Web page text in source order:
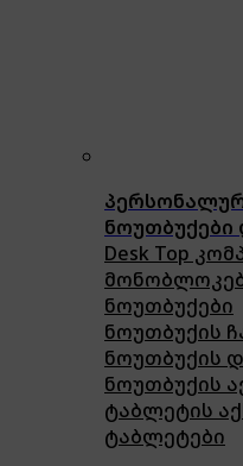
ნოუთბუქები
Desk Top
ნოუთბუქები
ნოუთბუქის
ნოუთბუქის
ნოუთბუქის
ტაბლეტის
ტაბლეტები